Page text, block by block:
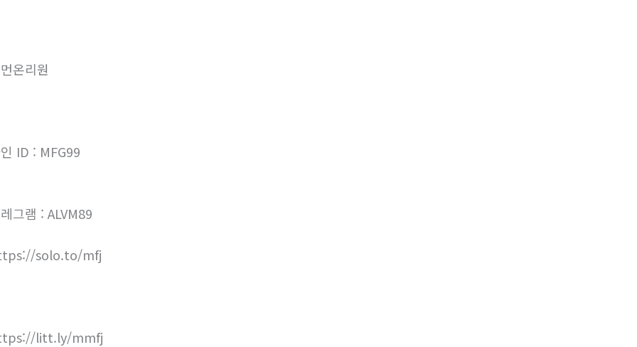
온리원
ID : MFG99
그램 : ALVM89
solo.to/mfj
litt.ly/mmfj